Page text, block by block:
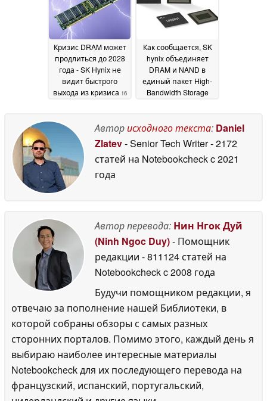
Кризис DRAM может
продлиться до 2028
года - SK Hynix не
видит быстрого
выхода из кризиса 16
Как сообщается, SK
hynix объединяет
DRAM и NAND в
единый пакет High-
Bandwidth Storage
искусственного
устройстве 12 November
2025
Авторисходного текста: Daniel
Zlatev- Senior Tech Writer- 2172
статей на Notebookcheckc 2021
года
Автор перевода: Нин Нгок Дуй
(Ninh Ngoc Duy)- Помощник
редакции - 811124 статей на
Notebookcheckc 2008 года
Будучи помощником редакции, я
отвечаю за пополнение нашей Библиотеки, в
которой собраны обзоры с самых разных
сторонних порталов. Помимо этого, каждый день я
выбираю наиболее интересные материалы
Notebookcheck для их последующего перевода на
французский, испанский, португальский,